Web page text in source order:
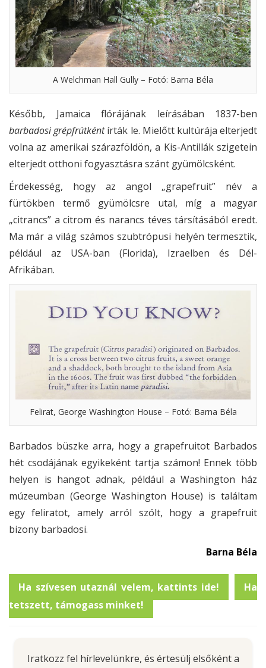
A Welchman Hall Gully – Fotó: Barna Béla
Később, Jamaica flórájának leírásában 1837-ben
barbadosi grépfrútkéntírták le. Mielőtt kultúrája elterjedt
volna az amerikai szárazföldön, a Kis-Antillák szigetein
elterjedt otthoni fogyasztásra szánt gyümölcsként.
Érdekesség, hogy az angol „grapefruit” név a
fürtökben termő gyümölcsre utal, míg a magyar
„citrancs” a citrom és narancs téves társításából eredt.
Ma már a világ számos szubtrópusi helyén termesztik,
például az USA-ban (Florida), Izraelben és Dél-
Afrikában.
Felirat, George Washington House – Fotó: Barna Béla
Barbados büszke arra, hogy a grapefruitot Barbados
hét csodájának egyikeként tartja számon! Ennek több
helyen is hangot adnak, például a Washington ház
múzeumban (George Washington House) is találtam
egy feliratot, amely arról szólt, hogy a grapefruit
bizony barbadosi.
Barna Béla
Ha szívesen utaznál velem, kattints ide!
Ha
tetszett, támogass minket!
Iratkozz fel hírlevelünkre, és értesülj elsőként a